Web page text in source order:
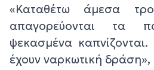
«Καταθέτω άμεσα
απαγορεύονται τα
ψεκασμένα
έχουν ναρκωτική δράση»,